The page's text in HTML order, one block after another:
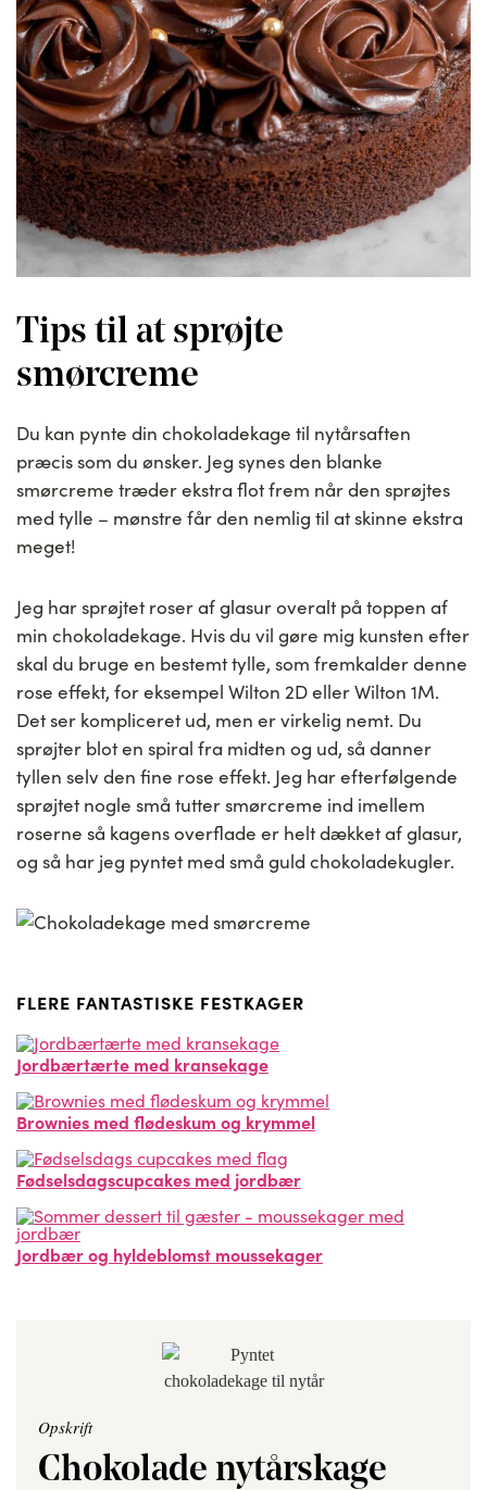
Tips til at sprøjte
smørcreme
Du kan pynte din chokoladekage til nytårsaften
præcis som du ønsker. Jeg synes den blanke
smørcreme træder ekstra flot frem når den sprøjtes
med tylle – mønstre får den nemlig til at skinne ekstra
meget!
Jeg har sprøjtet roser af glasur overalt på toppen af
min chokoladekage. Hvis du vil gøre mig kunsten efter
skal du bruge en bestemt tylle, som fremkalder denne
rose effekt, for eksempel Wilton 2D eller Wilton 1M.
Det ser kompliceret ud, men er virkelig nemt. Du
sprøjter blot en spiral fra midten og ud, så danner
tyllen selv den fine rose effekt. Jeg har efterfølgende
sprøjtet nogle små tutter smørcreme ind imellem
roserne så kagens overflade er helt dækket af glasur,
og så har jeg pyntet med små guld chokoladekugler.
FLERE FANTASTISKE FESTKAGER
Jordbærtærte med kransekage
Brownies med flødeskum og krymmel
Fødselsdagscupcakes med jordbær
Jordbær og hyldeblomst moussekager
Opskrift
Chokolade nytårskage